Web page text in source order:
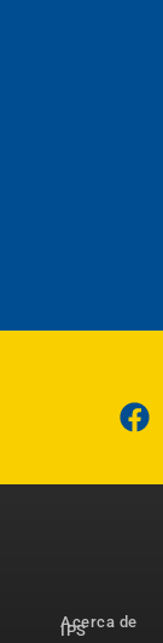
Acerca de
IPS